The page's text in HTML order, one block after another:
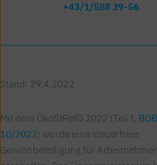
+43/1/588 39-56
Stand: 29.4.2022
Mit dem ÖkoStRefG 2022 (Teil I,
10/2022) wurde eine steuerfreie
Gewinnbeteiligung für